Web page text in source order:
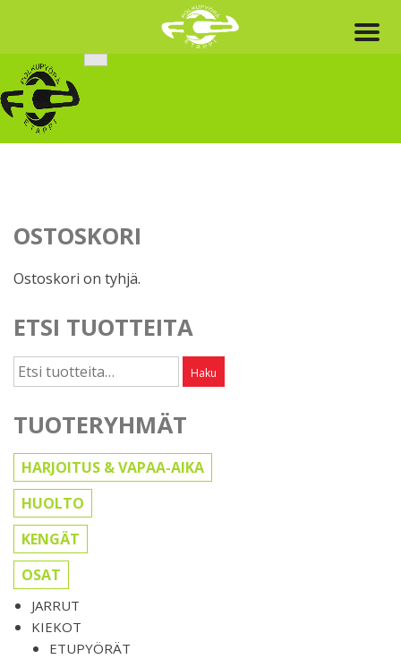
content
OSTOSKORI
Ostoskori on tyhjä.
ETSI TUOTTEITA
Etsi: Haku
TUOTERYHMÄT
HARJOITUS & VAPAA-AIKA
HUOLTO
KENGÄT
OSAT
JARRUT
KIEKOT
ETUPYÖRÄT